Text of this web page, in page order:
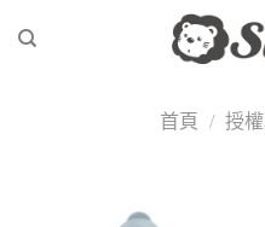
首頁 / 授